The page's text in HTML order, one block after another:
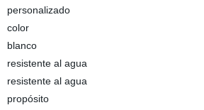
personalizado
color
blanco
resistente al agua
resistente al agua
propósito